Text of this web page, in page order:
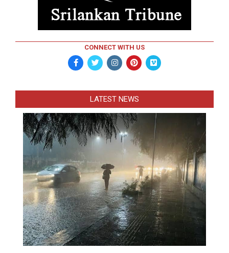
CONNECT WITH US
LATEST NEWS